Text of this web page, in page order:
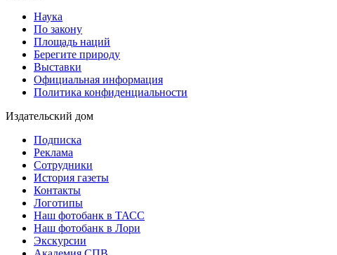
Наука
По закону
Площадь наций
Берегите природу
Выставки
Официальная информация
Политика конфиденциальности
Издательский дом
Подписка
Реклама
Сотрудники
История газеты
Контакты
Логотипы
Наш фотобанк в ТАСС
Наш фотобанк в Лори
Экскурсии